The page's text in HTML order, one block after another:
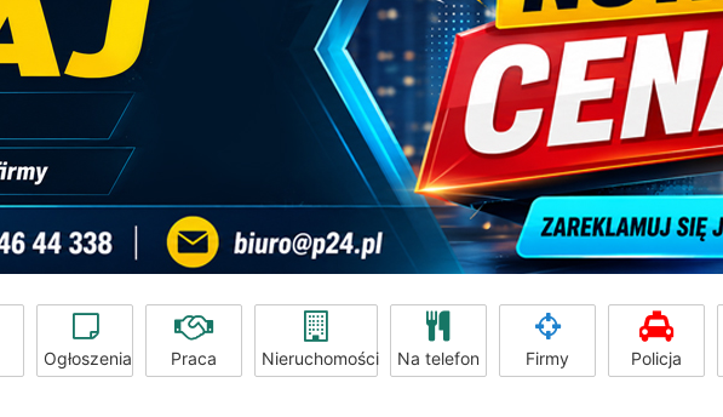
Ogłoszenia Praca Nieruchomości Na telefon Firmy Policja